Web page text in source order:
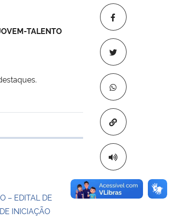
Copiar para
TALENTO
– EDITAL DE
INICIAÇÃO